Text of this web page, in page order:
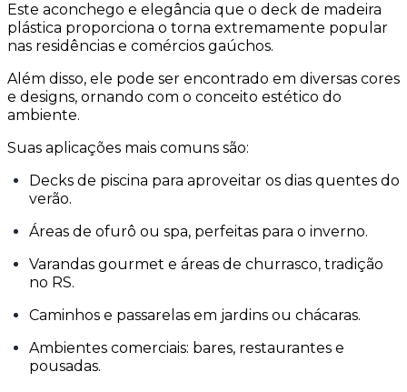
Este aconchego e elegância que o deck de madeira
plástica proporciona o torna extremamente popular
nas residências e comércios gaúchos.
Além disso, ele pode ser encontrado em diversas cores
e designs, ornando com o conceito estético do
ambiente.
Suas aplicações mais comuns são:
Decks de piscina para aproveitar os dias quentes do
verão.
Áreas de ofurô ou spa, perfeitas para o inverno.
Varandas gourmet e áreas de churrasco, tradição
no RS.
Caminhos e passarelas em jardins ou chácaras.
Ambientes comerciais: bares, restaurantes e
pousadas.